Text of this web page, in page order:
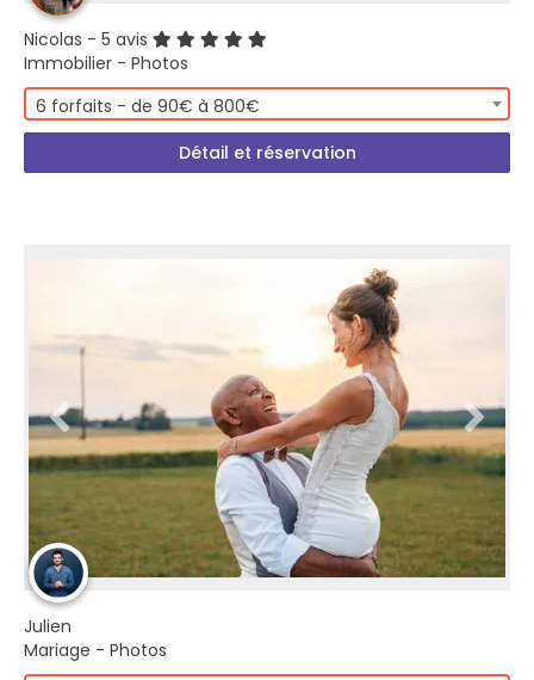
Nicolas - 5 avis
Immobilier - Photos
6 forfaits - de 90€ à 800€
Détail et réservation
Julien
Mariage - Photos